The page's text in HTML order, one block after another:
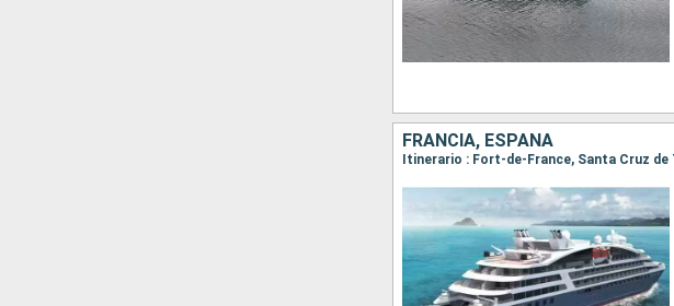
FRANCIA, ESPAÑA
Itinerario : Fort-de-France, Santa Cruz de